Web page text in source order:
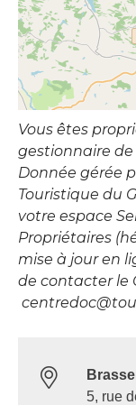
Vous êtes
gestionnaire
Donnée gérée
Touristique du
votre espace
Propriétaires
mise à jour en
de contacter le
5, rue